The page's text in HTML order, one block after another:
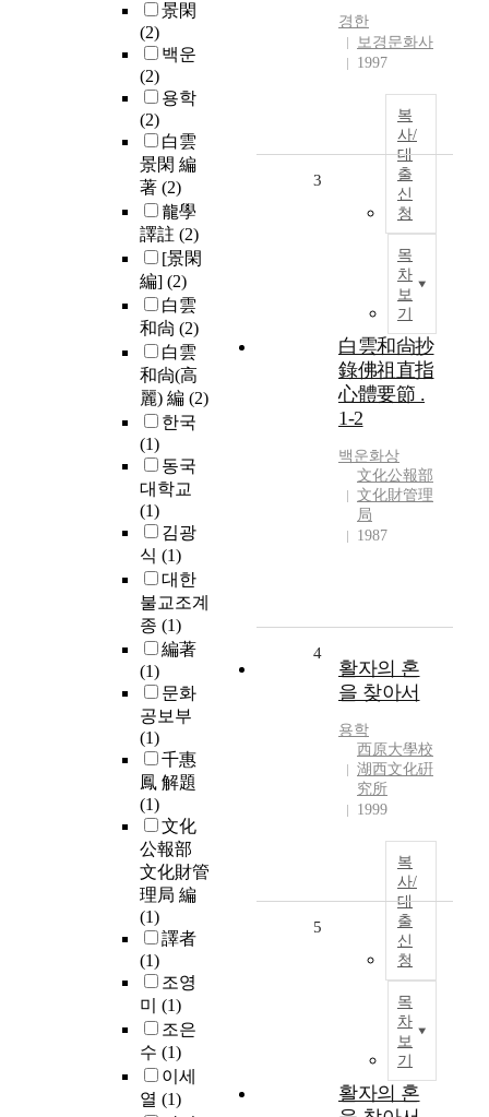
景閑
(2)
백운
(2)
용학
(2)
白雲
景閑 編
著 (2)
龍學
譯註 (2)
[景閑
編] (2)
白雲
和尙 (2)
白雲
和尙(高
麗) 編 (2)
한국
(1)
동국
대학교
(1)
김광
식 (1)
대한
불교조계
종 (1)
編著
(1)
문화
공보부
(1)
千惠
鳳 解題
(1)
文化
公報部
文化財管
理局 編
(1)
譯者
(1)
조영
미 (1)
조은
수 (1)
이세
열 (1)
경한
보경문화사
1997
복
사/
대
출
신
청
목
차
보
기
3
白雲和尙抄
錄佛祖直指
心體要節 .
1-2
백운화상
文化公報部
文化財管理
局
1987
4
활자의 혼
을 찾아서
용학
西原大學校
湖西文化硏
究所
1999
복
사/
대
출
신
청
목
차
보
기
5
활자의 혼